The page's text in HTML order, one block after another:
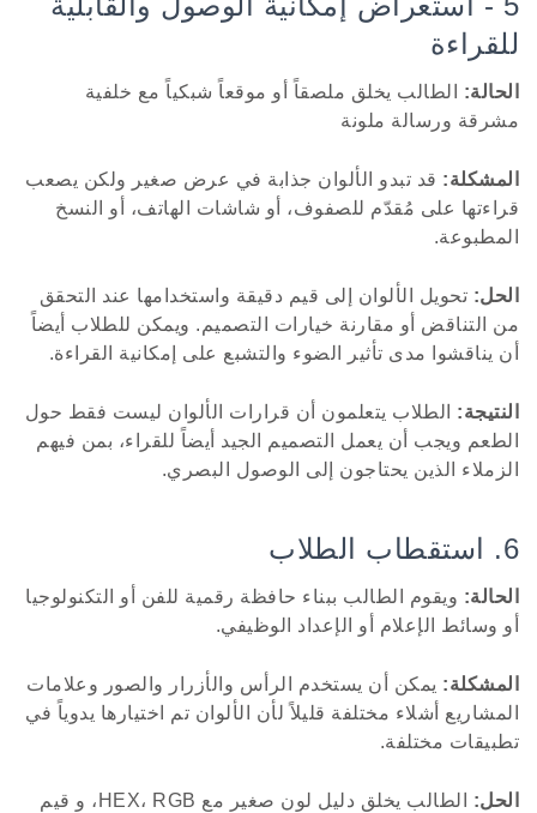
للقراءة
الحالة: الطالب يخلق ملصقاً أو موقعاً شبكياً مع خلفية
مشرقة ورسالة ملونة
المشكلة: قد تبدو الألوان جذابة في عرض صغير ولكن يصعب
قراءتها على مُقدّم للصفوف، أو شاشات الهاتف، أو النسخ
المطبوعة.
الحل: تحويل الألوان إلى قيم دقيقة واستخدامها عند التحقق
من التناقض أو مقارنة خيارات التصميم. ويمكن للطلاب أيضاً
أن يناقشوا مدى تأثير الضوء والتشبع على إمكانية القراءة.
النتيجة: الطلاب يتعلمون أن قرارات الألوان ليست فقط حول
الطعم ويجب أن يعمل التصميم الجيد أيضاً للقراء، بمن فيهم
الزملاء الذين يحتاجون إلى الوصول البصري.
6. استقطاب الطلاب
الحالة: ويقوم الطالب ببناء حافظة رقمية للفن أو التكنولوجيا
أو وسائط الإعلام أو الإعداد الوظيفي.
المشكلة: يمكن أن يستخدم الرأس والأزرار والصور وعلامات
المشاريع أشلاء مختلفة قليلاً لأن الألوان تم اختيارها يدوياً في
تطبيقات مختلفة.
الحل:
الطالب يخلق دليل لون صغير مع HEX، RGB، و قيم